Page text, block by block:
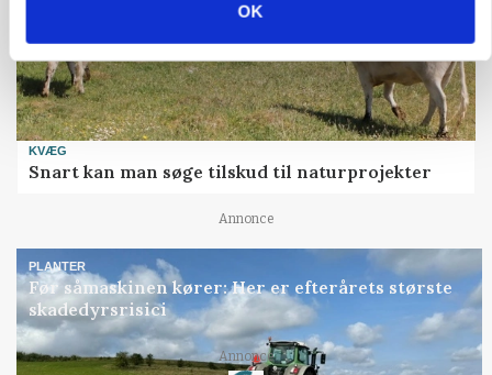
OK
KVÆG
Snart kan man søge tilskud til naturprojekter
Annonce
PLANTER
Før såmaskinen kører: Her er efterårets største
skadedyrsrisici
Annonce